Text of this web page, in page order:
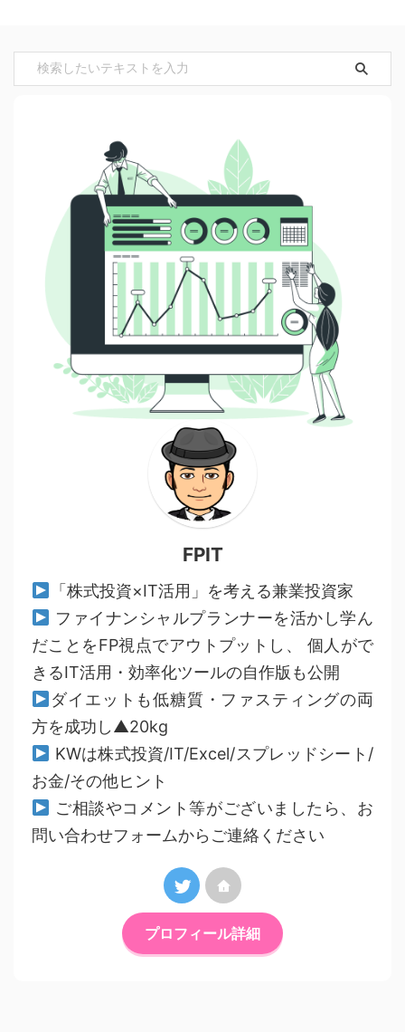
FPIT
「株式投資×IT活用」を考える兼業投資家
ファイナンシャルプランナーを活かし学ん
だことをFP視点でアウトプットし、 個人がで
きるIT活用・効率化ツールの自作版も公開
ダイエットも低糖質・ファスティングの両
方を成功し▲20kg
KWは株式投資/IT/Excel/スプレッドシート/
お金/その他ヒント
ご相談やコメント等がございましたら、お
問い合わせフォームからご連絡ください
プロフィール詳細